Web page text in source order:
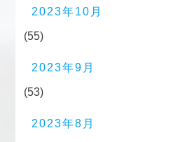
2023年10月
(55)
2023年9月
(53)
2023年8月